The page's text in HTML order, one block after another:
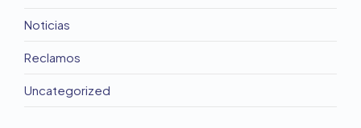
Noticias
Reclamos
Uncategorized